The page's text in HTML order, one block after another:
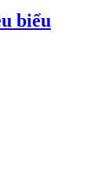
biểu